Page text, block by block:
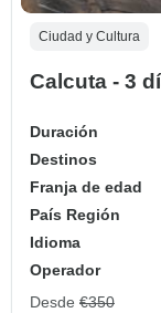
Ciudad y Cultura
Calcuta - 3
Duración
Destinos
Franja de edad
País Región
Idioma
Operador
Desde €350